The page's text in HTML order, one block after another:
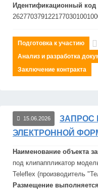
Идентификационный код
Подготовка к участию
Анализ и разработка
Заключение контракта
15.06.2026
ЗАПРОС
ЭЛЕКТРОННОЙ
Наименование объекта
под клипаппликатор
Teleflex (производитель
Размещение